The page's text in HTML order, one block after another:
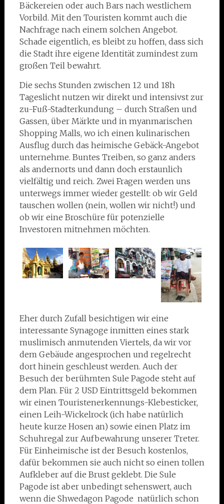
Bäckereien oder auch Bars nach westlichem
Vorbild. Mit den Touristen kommt auch die
Nachfrage nach einem solchen Angebot.
Schade eigentlich, es bleibt zu hoffen, dass sich
die Stadt ihre eigene Identität zumindest zum
großen Teil bewahrt.
Die sechs Stunden zwischen 12 und 18h
Tageslicht nutzen wir direkt und intensivst zur
zu-Fuß-Stadterkundung – durch Straßen und
Gassen, über Märkte und in myanmarischen
Shopping Malls, wo ich einen kulinarischen
Ausflug durch das heimische Gebäck-Angebot
unternehme. Buntes Treiben, so ganz anders
als andernorts und dann doch erstaunlich
vielfältig und reich. Zwei Fragen werden uns
unterwegs immer wieder gestellt: ob wir Geld
tauschen wollen (nein, wollen wir nicht!) und
ob wir eine Broschüre für potenzielle
Investoren mitnehmen möchten.
Eher durch Zufall besichtigen wir eine
interessante Synagoge inmitten eines stark
muslimisch anmutenden Viertels, da wir vor
dem Gebäude angesprochen und regelrecht
dort hinein geschleust werden. Auch der
Besuch der berühmten Sule Pagode steht auf
dem Plan. Für 2 USD Eintrittsgeld bekommen
wir einen Touristenerkennungs-Klebesticker,
einen Leih-Wickelrock (ich habe natürlich
heute kurze Hosen an) sowie einen Platz im
Schuhregal zur Aufbewahrung unserer Treter.
Für Einheimische ist der Besuch kostenlos,
dafür bekommen sie auch nicht so einen tollen
Aufkleber auf die Brust geklebt. Die Sule
Pagode ist aber unbedingt sehenswert, auch
wenn die Shwedagon Pagode natürlich schon